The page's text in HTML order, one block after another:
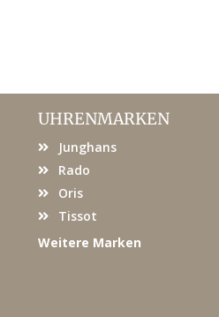
UHRENMARKEN
Junghans
Rado
Oris
Tissot
Weitere Marken